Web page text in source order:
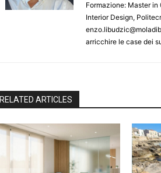
Formazione: Master
Interior Design,
arricchire le case dei
RELATED ARTICLES